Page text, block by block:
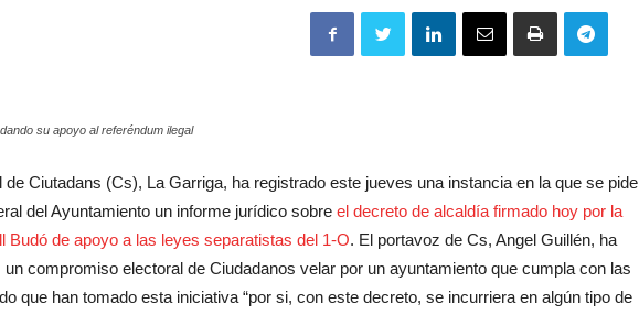
su apoyo al referéndum ilegal
de Ciutadans (Cs), La Garriga, ha registrado este jueves una instancia en la que se pide
del Ayuntamiento un informe jurídico sobre el decreto de alcaldía firmado hoy por la
Budó de apoyo a las leyes separatistas del 1-O. El portavoz de Cs, Angel Guillén, ha
compromiso electoral de Ciudadanos velar por un ayuntamiento que cumpla con las
que han tomado esta iniciativa “por si, con este decreto, se incurriera en algún tipo de